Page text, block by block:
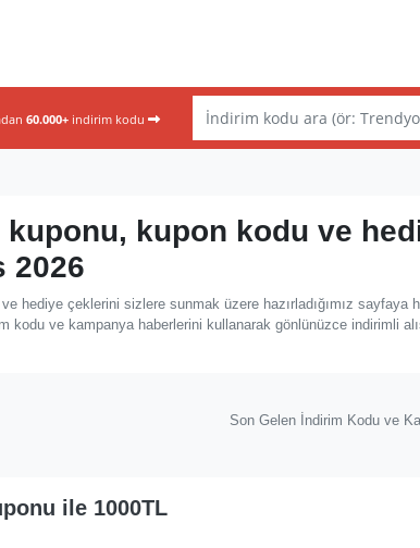
60.000+ indirim kodu
kuponu, kupon kodu ve
2026
hediye çeklerini sizlere sunmak üzere hazırladığımız sayfaya
kodu ve kampanya haberlerini kullanarak gönlünüzce indirimli
Son Gelen İndirim Kodu ve
ile 1000TL